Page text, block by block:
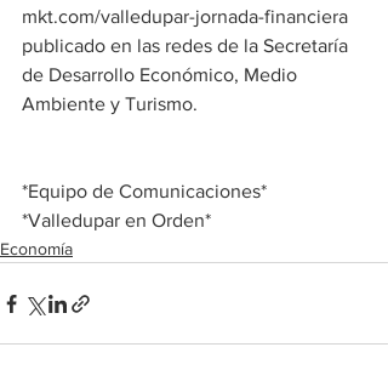
mkt.com/valledupar-jornada-financiera
publicado en las redes de la Secretaría
de Desarrollo Económico, Medio
Ambiente y Turismo.
*Equipo de Comunicaciones*
*Valledupar en Orden*
Economía